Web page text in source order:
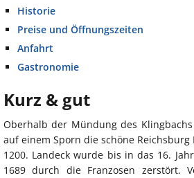
Historie
Preise und Öffnungszeiten
Anfahrt
Gastronomie
Kurz & gut
Oberhalb der Mündung des
auf einem Sporn die schöne Reichsburg
1200. Landeck wurde bis in das 16.
1689 durch die Franzosen zerstört.